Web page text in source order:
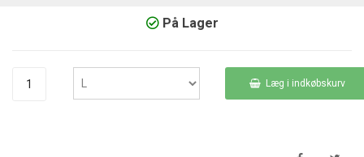
På Lager
Læg i indkøbskurv